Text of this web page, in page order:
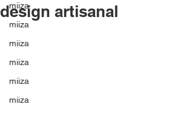
miiza
miiza
miiza
miiza
miiza
miiza
design artisanal